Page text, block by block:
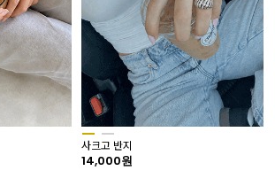
사크고 반지
14,000원